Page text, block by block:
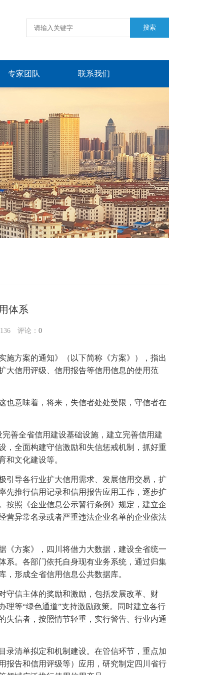
专家团队 联系我们
体系
136 评论： 0
施方案的通知》（以下简称《方案》），指出
大信用评级、信用报告等信用信息的使用范
也意味着，将来，失信者处处受限，守信者在
善全省信用建设基础设施，建立完善信用建
，全面构建守信激励和失信惩戒机制，抓好重
和文化建设等。
引导各行业扩大信用需求、发展信用交易，扩
先推行信用记录和信用报告应用工作，逐步扩
按照《企业信息公示暂行条例》规定，建立企
营异常名录或者严重违法企业名单的企业依法
《方案》，四川将借力大数据，建设全省统一
系。各部门依托自身现有业务系统，通过归集
形成全省信用信息公共数据库。
守信主体的奖励和激励，包括发展改革、财
理等“绿色通道”支持激励政策。同时建立各行
失信者，按照情节轻重，实行警告、行业内通
录清单拟定和机制建设。在管信环节，重点加
报告和信用评级等）应用，研究制定四川省行